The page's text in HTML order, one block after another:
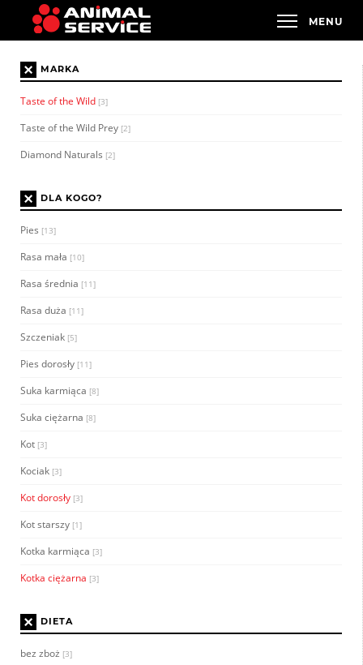
× MARKA
Taste of the Wild [3]
Taste of the Wild Prey [2]
Diamond Naturals [2]
× DLA KOGO?
Pies [13]
Rasa mała [10]
Rasa średnia [11]
Rasa duża [11]
Szczeniak [5]
Pies dorosły [11]
Suka karmiąca [8]
Suka ciężarna [8]
Kot [3]
Kociak [3]
Kot dorosły [3]
Kot starszy [1]
Kotka karmiąca [3]
Kotka ciężarna [3]
× DIETA
bez zboż [3]